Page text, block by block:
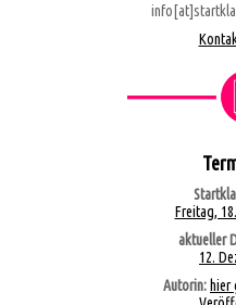
Freitag,
aktueller
12.
Autorin: hier